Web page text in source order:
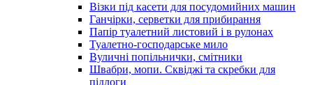
Візки під касети для посудомийних машин
Ганчірки, серветки для прибирання
Папір туалетний листовий і в рулонах
Туалетно-господарське мило
Вуличні попільнички, смітники
Швабри, мопи. Сквіджі та скребки для
підлоги